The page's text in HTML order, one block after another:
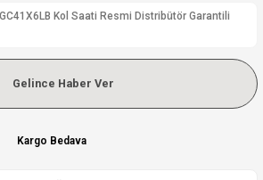
Kol Saati Resmi Distribütör Garantili
Gelince Haber Ver
Kargo Bedava